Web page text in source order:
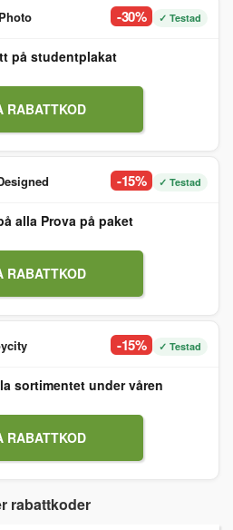
-30% ✓ Testad
på studentplakat
RABATTKOD
-15% ✓ Testad
alla Prova på paket
RABATTKOD
-15% ✓ Testad
sortimentet under våren
RABATTKOD
rabattkoder